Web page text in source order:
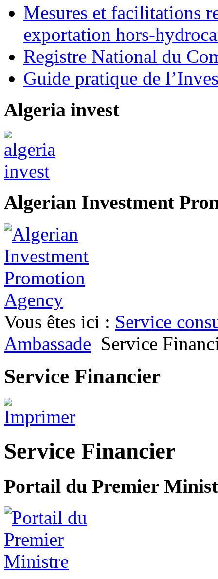
Mesures et facilitations
exportation hors-
Registre National du
Guide pratique de
Algeria invest
Algerian Investment
Vous êtes ici : Service
Ambassade Service
Service Financier
Service Financier
Portail du Premier